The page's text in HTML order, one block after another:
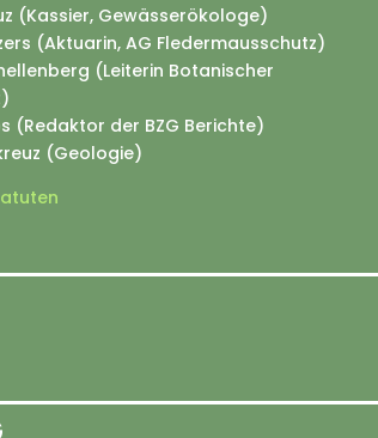
(Kassier, Gewässerökologe)
(Aktuarin, AG Fledermausschutz)
(Leiterin Botanischer
(Redaktor der BZG Berichte)
(Geologie)